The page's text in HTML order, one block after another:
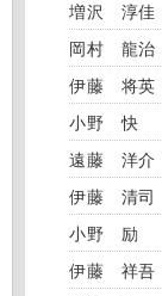
増沢 淳佳
岡村 龍治
伊藤 将英
小野 快
遠藤 洋介
伊藤 清司
小野 励
伊藤 祥吾